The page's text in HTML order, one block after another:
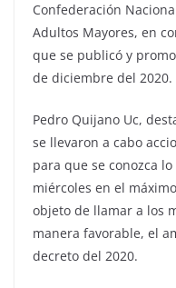
Confederación
Adultos Mayores, en
que se publicó y
de diciembre del 2020.
Pedro Quijano Uc,
se llevaron a cabo
para que se conozca
miércoles en el
objeto de llamar a los
manera favorable, el
decreto del 2020.